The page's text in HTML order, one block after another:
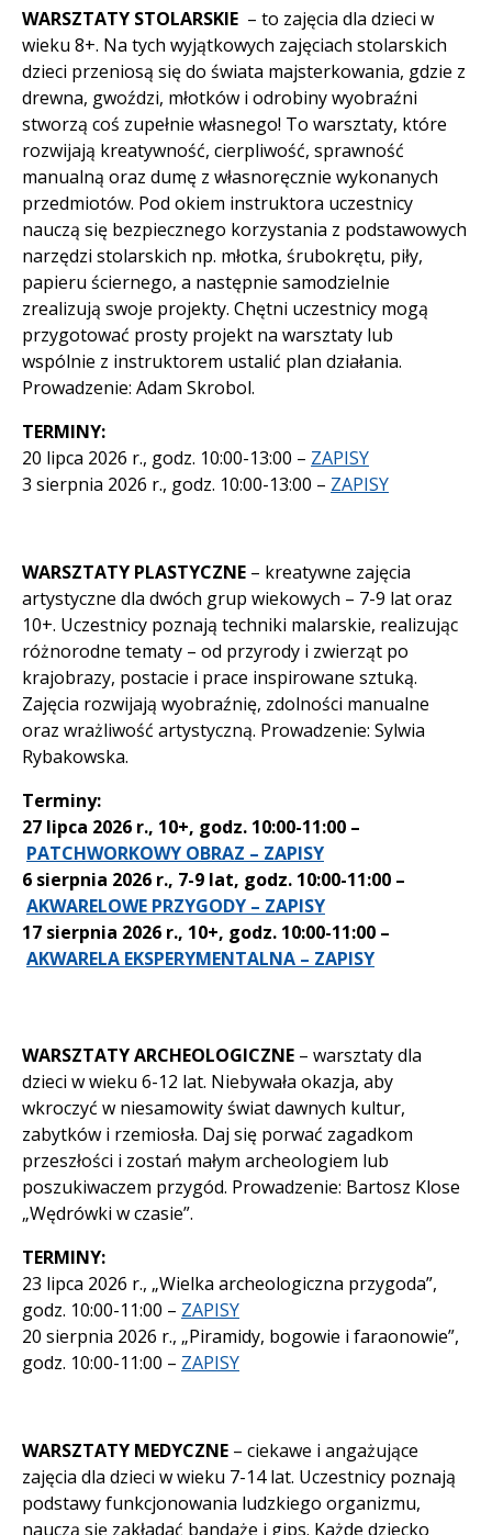
WARSZTATY STOLARSKIE – to zajęcia dla dzieci w
wieku 8+. Na tych wyjątkowych zajęciach stolarskich
dzieci przeniosą się do świata majsterkowania, gdzie z
drewna, gwoździ, młotków i odrobiny wyobraźni
stworzą coś zupełnie własnego! To warsztaty, które
rozwijają kreatywność, cierpliwość, sprawność
manualną oraz dumę z własnoręcznie wykonanych
przedmiotów. Pod okiem instruktora uczestnicy
nauczą się bezpiecznego korzystania z podstawowych
narzędzi stolarskich np. młotka, śrubokrętu, piły,
papieru ściernego, a następnie samodzielnie
zrealizują swoje projekty. Chętni uczestnicy mogą
przygotować prosty projekt na warsztaty lub
wspólnie z instruktorem ustalić plan działania.
Prowadzenie: Adam Skrobol.
TERMINY:
20 lipca 2026 r., godz. 10:00-13:00 – ZAPISY
3 sierpnia 2026 r., godz. 10:00-13:00 – ZAPISY
WARSZTATY PLASTYCZNE – kreatywne zajęcia
artystyczne dla dwóch grup wiekowych – 7-9 lat oraz
10+. Uczestnicy poznają techniki malarskie, realizując
różnorodne tematy – od przyrody i zwierząt po
krajobrazy, postacie i prace inspirowane sztuką.
Zajęcia rozwijają wyobraźnię, zdolności manualne
oraz wrażliwość artystyczną. Prowadzenie: Sylwia
Rybakowska.
Terminy:
27 lipca 2026 r., 10+, godz. 10:00-11:00 –
PATCHWORKOWY OBRAZ – ZAPISY
6 sierpnia 2026 r., 7-9 lat, godz. 10:00-11:00 –
AKWARELOWE PRZYGODY – ZAPISY
17 sierpnia 2026 r., 10+, godz. 10:00-11:00 –
AKWARELA EKSPERYMENTALNA – ZAPISY
WARSZTATY ARCHEOLOGICZNE – warsztaty dla
dzieci w wieku 6-12 lat. Niebywała okazja, aby
wkroczyć w niesamowity świat dawnych kultur,
zabytków i rzemiosła. Daj się porwać zagadkom
przeszłości i zostań małym archeologiem lub
poszukiwaczem przygód. Prowadzenie: Bartosz Klose
„Wędrówki w czasie”.
TERMINY:
23 lipca 2026 r., „Wielka archeologiczna przygoda”,
godz. 10:00-11:00 – ZAPISY
20 sierpnia 2026 r., „Piramidy, bogowie i faraonowie”,
godz. 10:00-11:00 – ZAPISY
WARSZTATY MEDYCZNE – ciekawe i angażujące
zajęcia dla dzieci w wieku 7-14 lat. Uczestnicy poznają
podstawy funkcjonowania ludzkiego organizmu,
nauczą się zakładać bandaże i gips. Każde dziecko